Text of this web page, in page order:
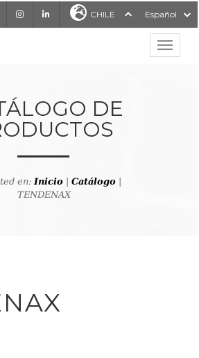
InstagramLinkedIn CHILE Español
DE
en:Inicio| Catálogo|
TENDENAX
de